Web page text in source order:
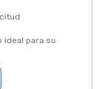
ideal para su